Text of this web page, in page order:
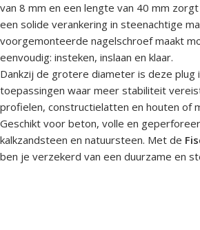
van 8 mm en een lengte van 40 mm
een solide verankering in steenachtige
voorgemonteerde nagelschroef maakt
eenvoudig: insteken, inslaan en klaar.
Dankzij de grotere diameter is deze plug
toepassingen waar meer stabiliteit
profielen, constructielatten en houten of
Geschikt voor beton, volle en
kalkzandsteen en natuursteen. Met de
ben je verzekerd van een duurzame en